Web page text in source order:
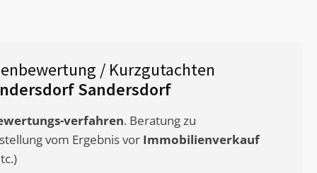
/ Kurzgutachten
Sandersdorf
verfahren. Beratung zu
vom Ergebnis vor Immobilienverkauf